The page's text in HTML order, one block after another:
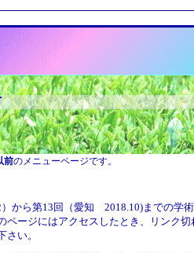
前のメニューページです。
から第13回（愛知 2018.10)までの学
ページにはアクセスしたとき、リンク
さい。